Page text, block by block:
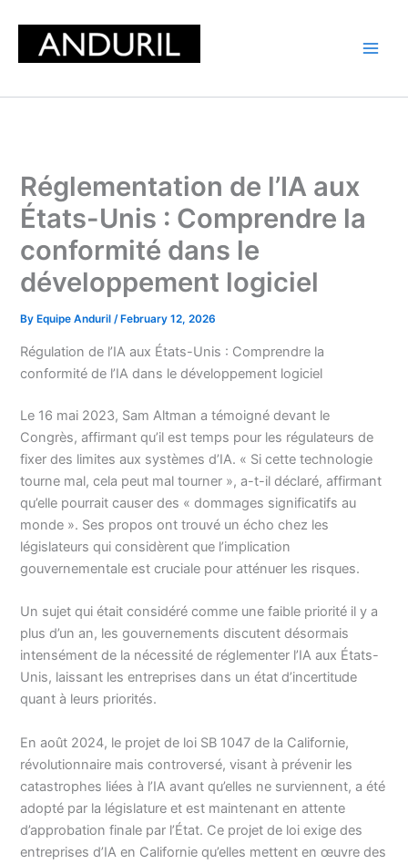
content
Réglementation de l’IA aux
États-Unis : Comprendre la
conformité dans le
développement logiciel
By Equipe Anduril/ February 12, 2026
Régulation de l’IA aux États-Unis : Comprendre la
conformité de l’IA dans le développement logiciel
Le 16 mai 2023, Sam Altman a témoigné devant le
Congrès, affirmant qu’il est temps pour les régulateurs de
fixer des limites aux systèmes d’IA. « Si cette technologie
tourne mal, cela peut mal tourner », a-t-il déclaré, affirmant
qu’elle pourrait causer des « dommages significatifs au
monde ». Ses propos ont trouvé un écho chez les
législateurs qui considèrent que l’implication
gouvernementale est cruciale pour atténuer les risques.
Un sujet qui était considéré comme une faible priorité il y a
plus d’un an, les gouvernements discutent désormais
intensément de la nécessité de réglementer l’IA aux États-
Unis, laissant les entreprises dans un état d’incertitude
quant à leurs priorités.
En août 2024, le projet de loi SB 1047 de la Californie,
révolutionnaire mais controversé, visant à prévenir les
catastrophes liées à l’IA avant qu’elles ne surviennent, a été
adopté par la législature et est maintenant en attente
d’approbation finale par l’État. Ce projet de loi exige des
entreprises d’IA en Californie qu’elles mettent en œuvre des